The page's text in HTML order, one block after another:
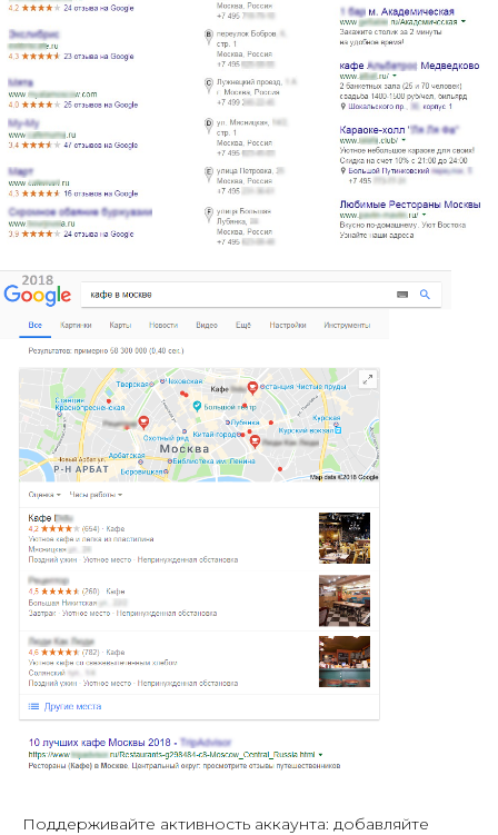
Поддерживайте активность аккаунта: добавляйте